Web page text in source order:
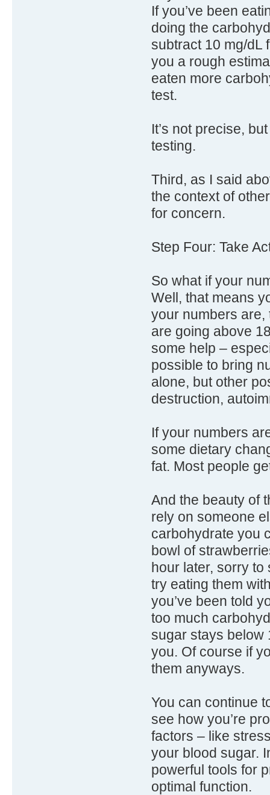
If you’ve been
doing the
subtract 10 mg/dL
you a rough
eaten more
test.
It’s not precise,
testing.
Third, as I said
the context of
for concern.
Step Four: Take
So what if your
Well, that means
your numbers are,
are going above
some help –
possible to bring
alone, but other
destruction,
If your numbers
some dietary
fat. Most people
And the beauty of
rely on someone
carbohydrate you
bowl of
hour later, sorry
try eating them
you’ve been told
too much
sugar stays below
you. Of course if
them anyways.
You can continue
see how you’re
factors – like
your blood sugar.
powerful tools for
optimal function.